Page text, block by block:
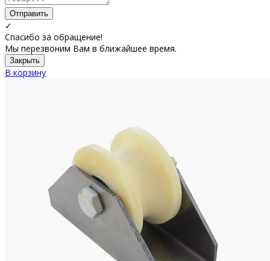
Отправить
✓
Спасибо за обращение!
Мы перезвоним Вам в ближайшее время.
Закрыть
В корзину